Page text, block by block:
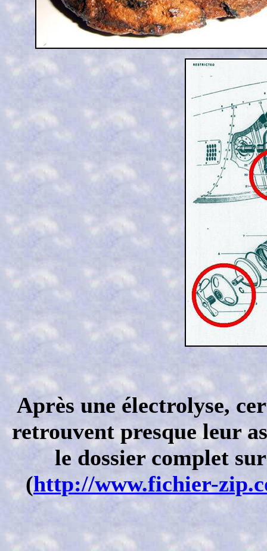
Après une électrolyse,
retrouvent presque leur
le dossier complet
(http://www.fichier-